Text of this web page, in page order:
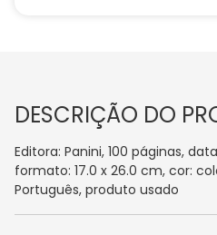
DESCRIÇÃO DO
Editora: Panini, 100 páginas,
formato: 17.0 x 26.0 cm, cor:
Português, produto usado